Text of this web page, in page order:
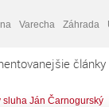
Varecha Záhrada
články
sluha Ján Čarnogurský